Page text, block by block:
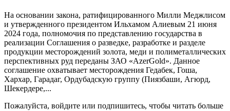
На основании закона, ратифицированного Милли Меджлисом
и утвержденного президентом Ильхамом Алиевым 21 июня
2024 года, полномочия по представлению государства в
реализации Соглашения о разведке, разработке и разделе
продукции месторождений золота, меди и полиметаллических
перспективных руд переданы ЗАО «AzerGold». Данное
соглашение охватывает месторождения Гедабек, Гоша,
Хархар, Гарадаг, Ордубадскую группу (Пиязбаши, Агюрд,
Шекердере,...
Пожалуйста, войдите или подпишитесь, чтобы читать больше